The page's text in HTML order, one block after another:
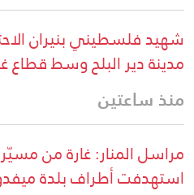
شهيد فلسطيني بنيران
مدينة دير البلح وسط قطاع
منذ ساعتين
مراسل المنار: غارة من
استهدفت أطراف بلدة